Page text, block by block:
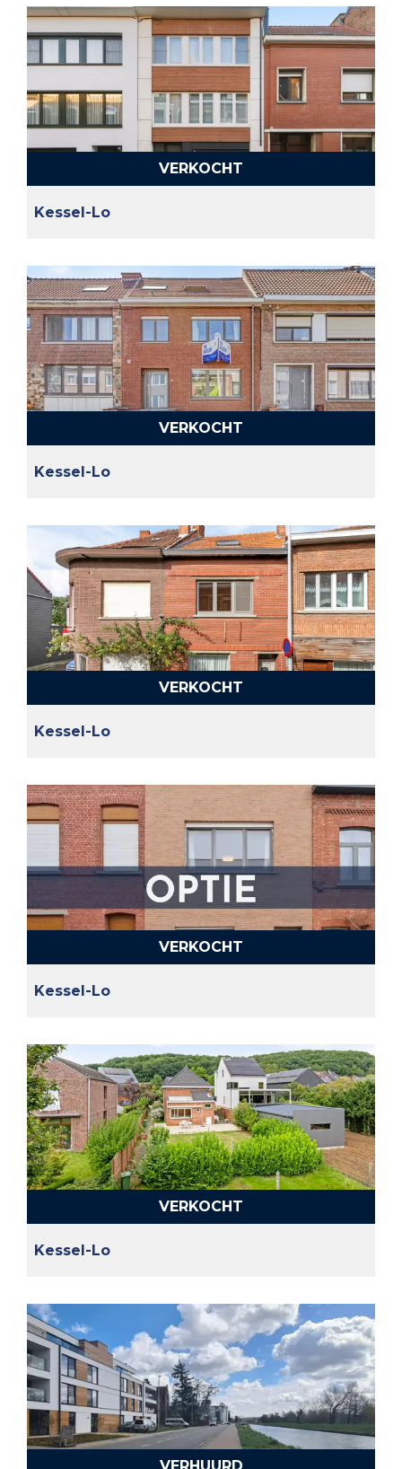
VERKOCHT
Kessel-Lo
VERKOCHT
Kessel-Lo
VERKOCHT
Kessel-Lo
VERKOCHT
Kessel-Lo
VERKOCHT
Kessel-Lo